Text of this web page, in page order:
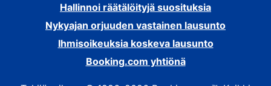
Hallinnoi räätälöityjä suosituksia
Nykyajan orjuuden vastainen lausunto
Ihmisoikeuksia koskeva lausunto
Booking.com yhtiönä